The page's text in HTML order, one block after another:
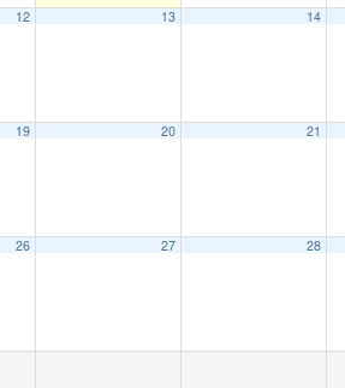
12 13 14
19 20 21
26 27 28